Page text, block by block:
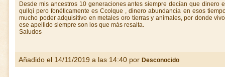
Desde mis ancestros 10 generaciones antes siempre decían que dinero
qullqi pero fonéticamente es Ccolque , dinero abundancia en esos
mucho poder adquisitivo en metales oro tierras y animales, por donde
ese apellido siempre son los que más resalta.
Saludos
Añadido el 14/11/2019 a las 14:40 por Desconocido